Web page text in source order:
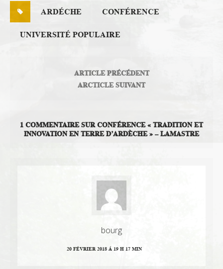
ARDÉCHE CONFÉRENCE
UNIVERSITÉ POPULAIRE
ARTICLE PRÉCÉDENT
ARCTICLE SUIVANT
1 COMMENTAIRE SUR CONFÉRENCE « TRADITION ET
INNOVATION EN TERRE D’ARDÈCHE » – LAMASTRE
bourg
20 FÉVRIER 2018 Á 19 H 17 MIN